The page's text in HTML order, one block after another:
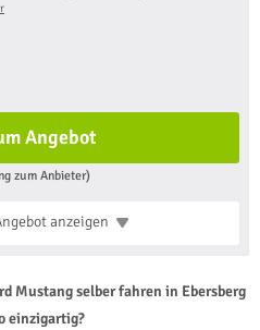
Angebot
zum Anbieter)
anzeigen
Mustang selber fahren in Ebersberg
einzigartig?